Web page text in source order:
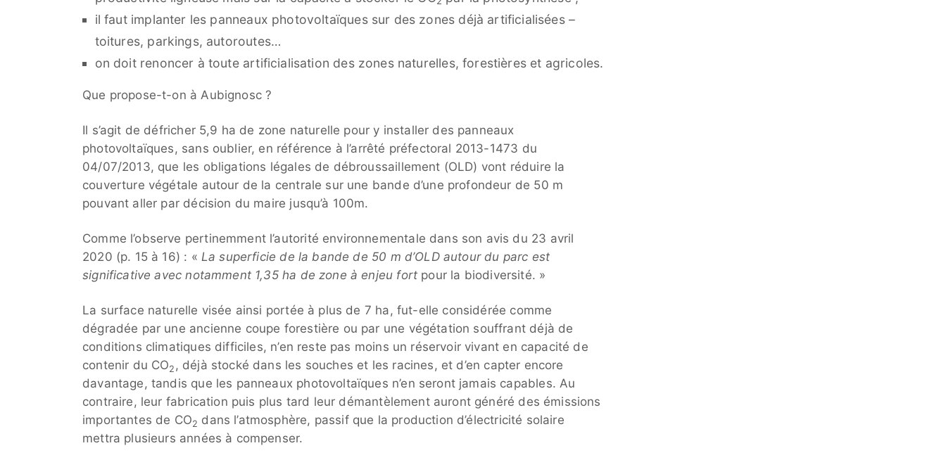
il faut implanter les panneaux photovoltaïques sur des zones déjà artificialisées –
toitures, parkings, autoroutes…
on doit renoncer à toute artificialisation des zones naturelles, forestières et agricoles.
Que propose-t-on à Aubignosc ?
Il s’agit de défricher 5,9 ha de zone naturelle pour y installer des panneaux
photovoltaïques, sans oublier, en référence à l’arrêté préfectoral 2013-1473 du
04/07/2013, que les obligations légales de débroussaillement (OLD) vont réduire la
couverture végétale autour de la centrale sur une bande d’une profondeur de 50 m
pouvant aller par décision du maire jusqu’à 100m.
Comme l’observe pertinemment l’autorité environnementale dans son avis du 23 avril
2020 (p. 15 à 16) : « La superficie de la bande de 50 m d’OLD autour du parc est
significative avec notamment 1,35 ha de zone à enjeu fort pour la biodiversité. »
La surface naturelle visée ainsi portée à plus de 7 ha, fut-elle considérée comme
dégradée par une ancienne coupe forestière ou par une végétation souffrant déjà de
conditions climatiques difficiles, n’en reste pas moins un réservoir vivant en capacité de
contenir du CO2 , déjà stocké dans les souches et les racines, et d’en capter encore
davantage, tandis que les panneaux photovoltaïques n’en seront jamais capables. Au
contraire, leur fabrication puis plus tard leur démantèlement auront généré des émissions
importantes de CO2 dans l’atmosphère, passif que la production d’électricité solaire
mettra plusieurs années à compenser.